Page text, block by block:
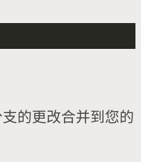
的更改合并到您的